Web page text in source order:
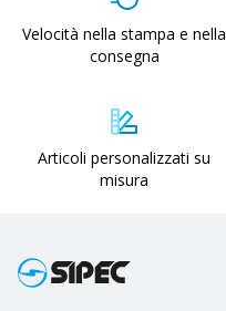
Velocità nella stampa e nella
consegna
Articoli personalizzati su
misura